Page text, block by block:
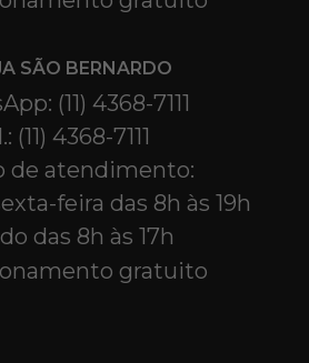
SÃO BERNARDO
(11) 4368-7111
(11) 4368-7111
de atendimento:
feira das 8h às 19h
das 8h às 17h
gratuito